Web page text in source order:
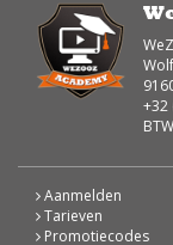
Machten
Machten
+32
Aanmelden
Tarieven
Promotiecodes